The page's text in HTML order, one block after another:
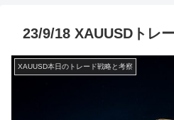
23/9/18 XAUUSDトレ
XAUUSD本日のトレード戦略と考察